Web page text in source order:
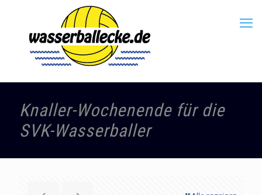
Knaller-Wochenende für die
SVK-Wasserballer